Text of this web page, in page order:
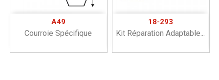
A49
Courroie Spécifique
18-293
Kit Réparation Adaptable...